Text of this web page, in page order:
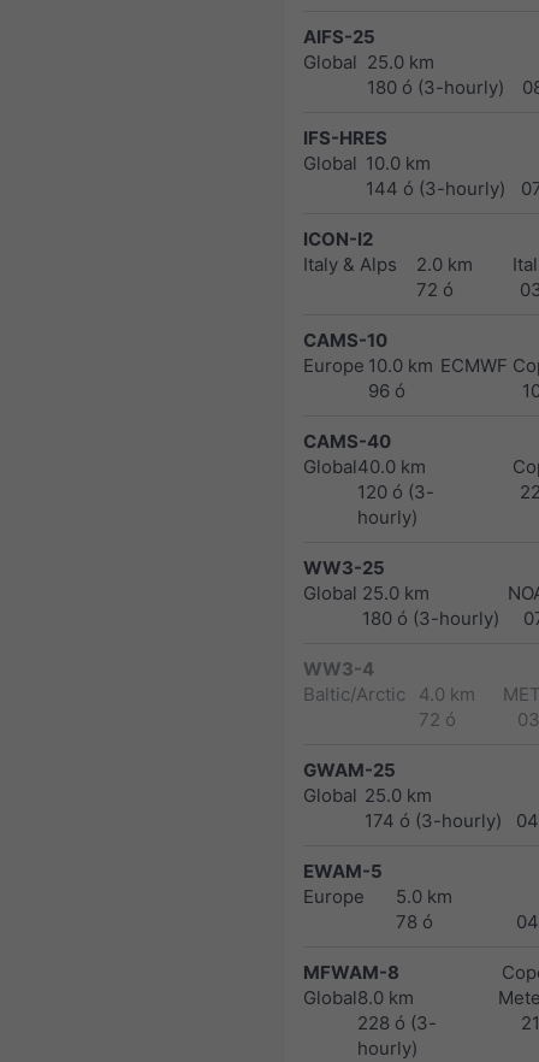
AIFS-25
Global 25.0 km
180 ó (3-hourly)
IFS-HRES
Global 10.0 km
144 ó (3-hourly)
ICON-I2
Italy & Alps
2.0 km
72 ó
CAMS-10
Europe 10.0 km
96 ó
ECMWF
CAMS-40
Global40.0 km
120 ó (3-
hourly)
WW3-25
Global 25.0 km
180 ó (3-hourly)
WW3-4
Baltic/Arctic
4.0 km
72 ó
GWAM-25
Global 25.0 km
174 ó (3-hourly)
EWAM-5
Europe
5.0 km
78 ó
MFWAM-8
Global8.0 km
228 ó (3-
hourly)